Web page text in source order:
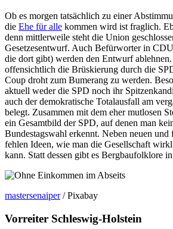
Ob es morgen tatsächlich zu einer
die Ehe für alle kommen wird ist fraglich.
denn mittlerweile steht die Union
Gesetzesentwurf. Auch Befürworter in
die dort gibt) werden den Entwurf
offensichtlich die Brüskierung durch die
Coup droht zum Bumerang zu werden.
aktuell weder die SPD noch ihr
auch der demokratische Totalausfall am
belegt. Zusammen mit dem eher mutlosen
ein Gesamtbild der SPD, auf denen man
Bundestagswahl erkennt. Neben neuen und
fehlen Ideen, wie man die Gesellschaft
kann. Statt dessen gibt es Bergbaufolklore
mastersenaiper/ Pixabay
Vorreiter Schleswig-Holstein